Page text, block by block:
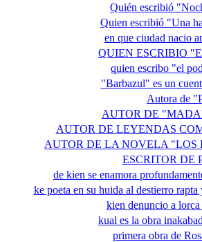
Quién escribió
Quien escribió "Una
en que ciudad nacio
QUIEN ESCRIBIO
quien escribo "el
"Barbazul" es un
Autora de
AUTOR DE
AUTOR DE LEYENDAS
AUTOR DE LA NOVELA "LOS
ESCRITOR DE
de kien se enamora
ke poeta en su huida al destierro
kien denuncio a
kual es la obra
primera obra de